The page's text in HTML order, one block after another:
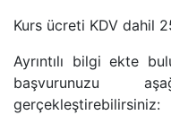
Kurs ücreti KDV dahil
Ayrıntılı bilgi ekte
başvurunuzu
gerçekleştirebilirsiniz: